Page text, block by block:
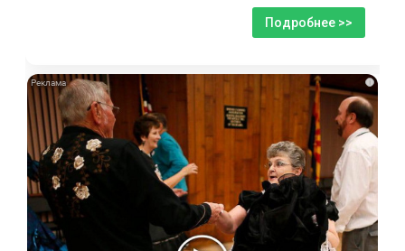
Подробнее >>
i